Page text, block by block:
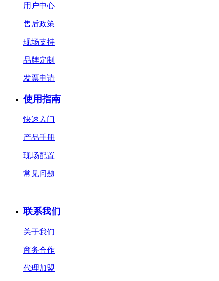
用户中心
售后政策
现场支持
品牌定制
发票申请
使用指南
快速入门
产品手册
现场配置
常见问题
联系我们
关于我们
商务合作
代理加盟